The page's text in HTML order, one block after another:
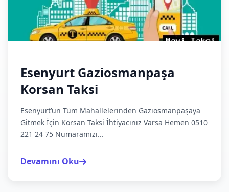
Esenyurt Gaziosmanpaşa
Korsan Taksi
Esenyurt’un Tüm Mahallelerinden Gaziosmanpaşaya
Gitmek İçin Korsan Taksi İhtiyacınız Varsa Hemen 0510
221 24 75 Numaramızı...
Devamını Oku